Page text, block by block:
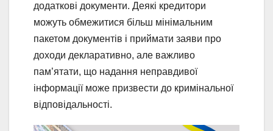
додаткові документи. Деякі кредитори
можуть обмежитися більш мінімальним
пакетом документів і приймати заяви про
доходи декларативно, але важливо
пам’ятати, що надання неправдивої
інформації може призвести до кримінальної
відповідальності.